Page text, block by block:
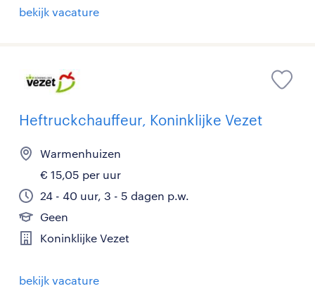
bekijk vacature
Heftruckchauffeur, Koninklijke Vezet
Warmenhuizen
€ 15,05 per uur
24 - 40 uur, 3 - 5 dagen p.w.
Geen
Koninklijke Vezet
bekijk vacature